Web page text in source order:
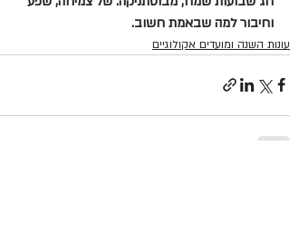
וחיבור למה שבאמת חשוב.
עונות השנה ומועדים אקולוגיים